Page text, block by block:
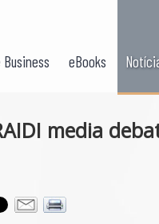
Business eBooks
media